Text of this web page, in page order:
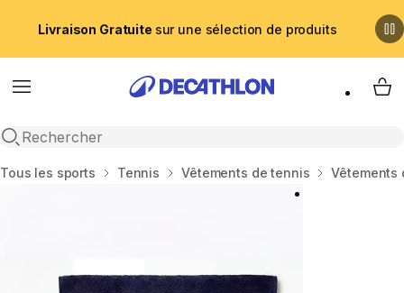
Livraison Gratuite sur une sélection de produits
Menu
Recherche ouverte
My
Accueil
Tous les sports Tennis Vêtements de tennis Vêtements